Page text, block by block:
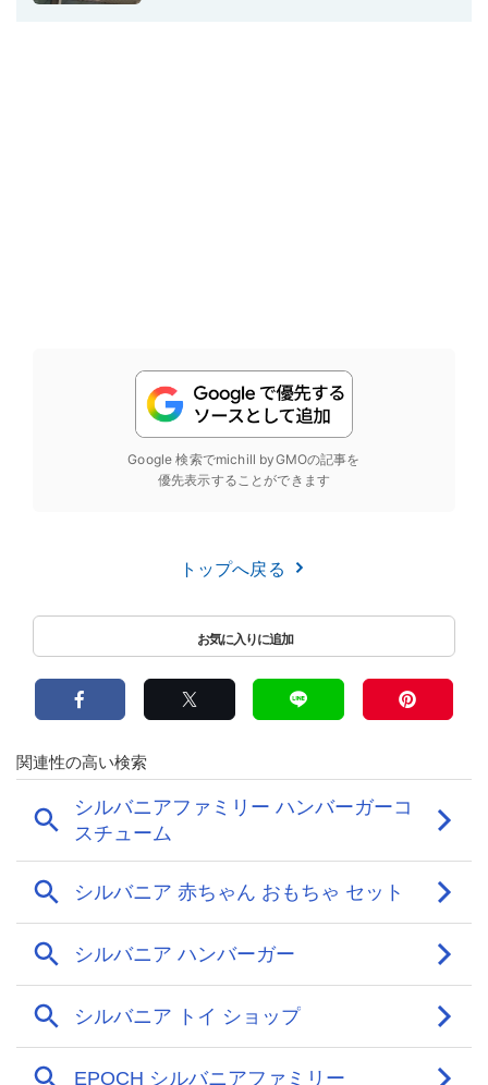
Google 検索でmichill byGMOの記事を
優先表示することができます
トップへ戻る